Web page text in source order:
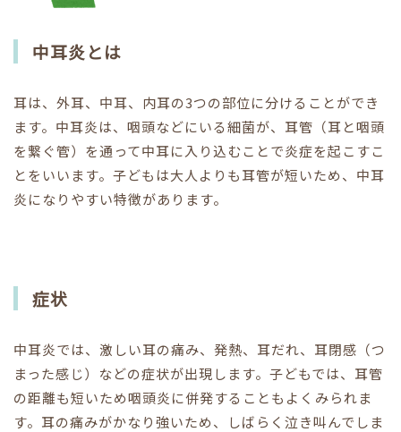
中耳炎とは
耳は、外耳、中耳、内耳の3つの部位に分けることができ
ます。中耳炎は、咽頭などにいる細菌が、耳管（耳と咽頭
を繋ぐ管）を通って中耳に入り込むことで炎症を起こすこ
とをいいます。子どもは大人よりも耳管が短いため、中耳
炎になりやすい特徴があります。
症状
中耳炎では、激しい耳の痛み、発熱、耳だれ、耳閉感（つ
まった感じ）などの症状が出現します。子どもでは、耳管
の距離も短いため咽頭炎に併発することもよくみられま
す。耳の痛みがかなり強いため、しばらく泣き叫んでしま